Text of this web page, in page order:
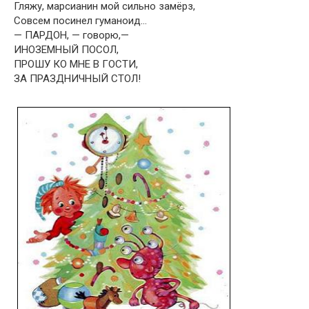
Гляжу, марсианин мой сильно замёрз,
Совсем посинел гуманоид…
— ПАРДОН, — говорю,—
ИНОЗЕМНЫЙ ПОСОЛ,
ПРОШУ КО МНЕ В ГОСТИ,
ЗА ПРАЗДНИЧНЫЙ СТОЛ!